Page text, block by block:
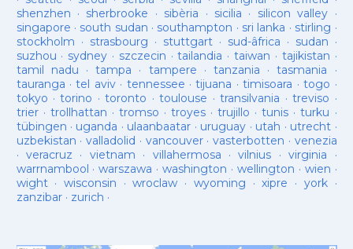
shenzhen · sherbrooke · sibèria · sicilia · silicon valley ·
singapore · south sudan · southampton · sri lanka · stirling ·
stockholm · strasbourg · stuttgart· sud-âfrica · sudan ·
suzhou · sydney · szczecin ·tailandia ·taiwan · tajikistan ·
tamil nadu ·tampa · tampere · tanzania ·tasmania ·
tauranga ·tel aviv· tennessee ·tijuana ·timisoara ·togo ·
tokyo ·torino ·toronto ·toulouse ·transilvania ·treviso ·
trier· trollhattan · tromso · troyes·trujillo ·tunis ·turku ·
tübingen · uganda · ulaanbaatar · uruguay · utah · utrecht ·
uzbekistan · valladolid · vancouver· vasterbotten · venezia
· veracruz · vietnam · villahermosa ·vilnius ·virginia ·
warrnambool ·warszawa ·washington · wellington · wien ·
wight· wisconsin ·wroclaw · wyoming ·xipre · york·
zanzibar· zurich ·